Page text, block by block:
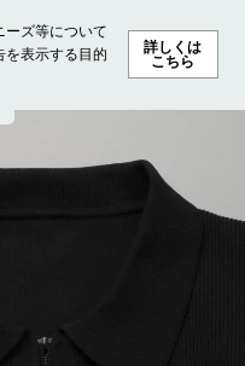
ーズ等について
を表示する目的
詳しくは
こちら
ファッション ビューテ